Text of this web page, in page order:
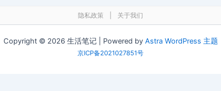
隐私政策 关于我们
Copyright © 2026 生活笔记 | Powered by Astra WordPress 主题
京ICP备2021027851号